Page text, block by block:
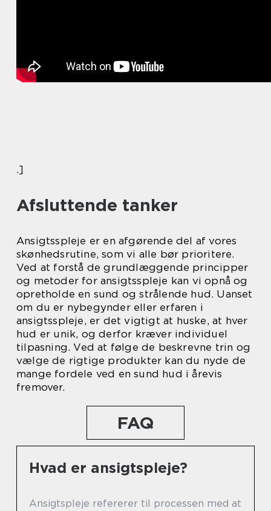
.]
Afsluttende tanker
Ansigtsspleje er en afgørende del af vores
skønhedsrutine, som vi alle bør prioritere.
Ved at forstå de grundlæggende principper
og metoder for ansigtsspleje kan vi opnå og
opretholde en sund og strålende hud. Uanset
om du er nybegynder eller erfaren i
ansigtsspleje, er det vigtigt at huske, at hver
hud er unik, og derfor kræver individuel
tilpasning. Ved at følge de beskrevne trin og
vælge de rigtige produkter kan du nyde de
mange fordele ved en sund hud i årevis
fremover.
FAQ
Hvad er ansigtspleje?
Ansigtspleje refererer til processen med at